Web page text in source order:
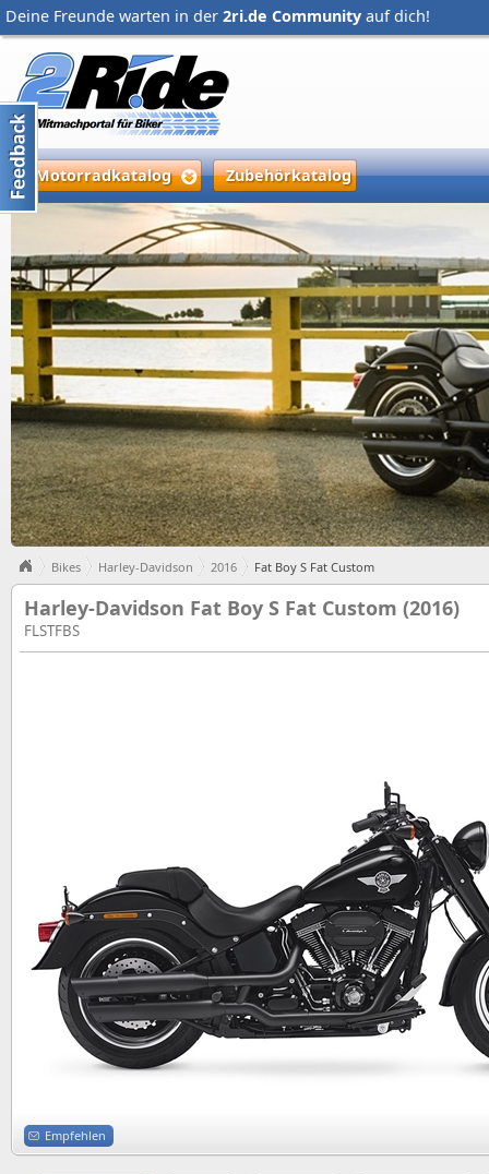
Deine Freunde warten in der 2ri.de Community auf dich!
Motorradkatalog Zubehörkatalog
Bikes Harley-Davidson 2016 Fat Boy S Fat Custom
Harley-Davidson Fat Boy S Fat Custom (2016)
FLSTFBS
Empfehlen